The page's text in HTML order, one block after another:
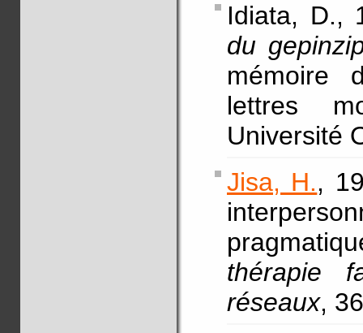
Idiata, D.,
du
mémoire
lettres
Université
Jisa, H.,
thérapie
réseaux,